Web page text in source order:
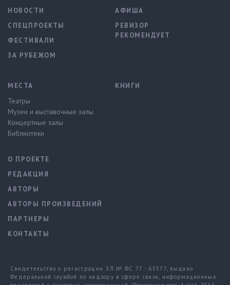
НОВОСТИ
СПЕЦПРОЕКТЫ
ФЕСТИВАЛИ
ЗА РУБЕЖОМ
АФИША
РЕВИЗОР
РЕКОМЕНДУЕТ
МЕСТА
Театры
Музеи и выставочные залы
Концертные залы
Библиотеки
КНИГИ
О ПРОЕКТЕ
РЕДАКЦИЯ
АВТОРЫ
АВТОРЫ ПРОИЗВЕДЕНИЙ
ПАРТНЕРЫ
КОНТАКТЫ
Свидетельство о регистрации ЭЛ № ФС 77 - 65577, выдано
Федеральной службой по надзору в сфере связи, информационных